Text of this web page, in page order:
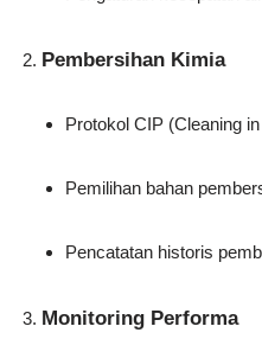
Pembersihan Kimia
Protokol CIP (Cleaning
Pemilihan bahan
Pencatatan historis
Monitoring Performa